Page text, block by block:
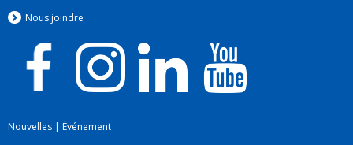
Nous joindre
Nouvelles | Événement